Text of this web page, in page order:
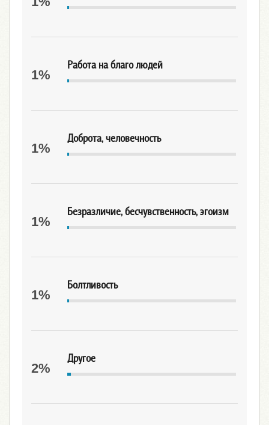
Работа на благо людей
1%
Доброта, человечность
1%
Безразличие, бесчувственность, эгоизм
1%
Болтливость
1%
Другое
2%